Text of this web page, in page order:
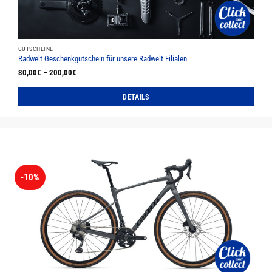
Produktseite
GUTSCHEINE
Radwelt Geschenkgutschein für unsere Radwelt Filialen
30,00€ – 200,00€
DETAILS
auf.
Die
Produktseite
-10%